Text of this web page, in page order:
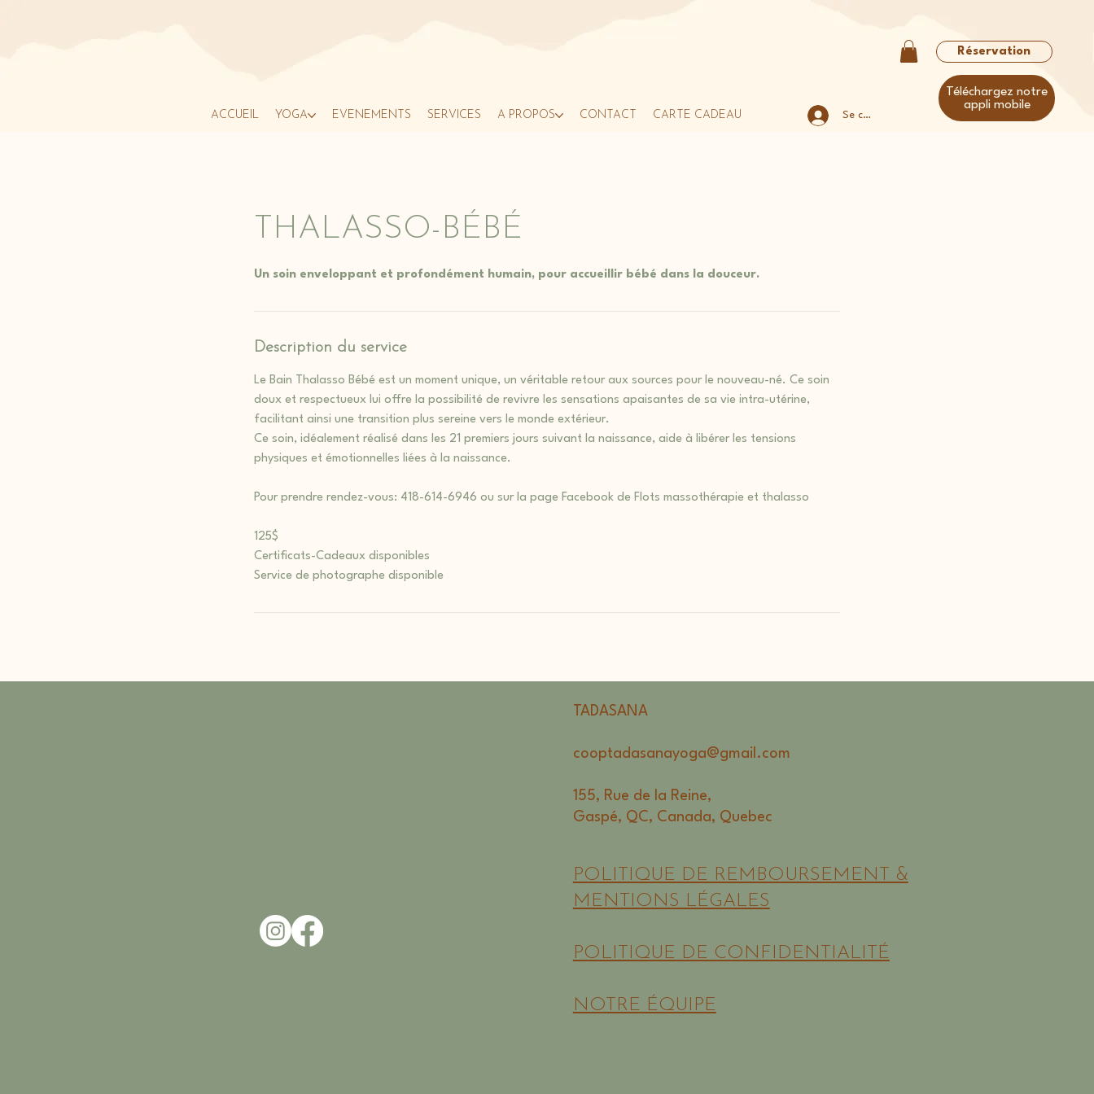
ACCUEIL YOGA ÉVÉNEMENTS SERVICES À PROPOS CONTACT CARTE CADEAU Se connecter
Réservation
Téléchargez notre
appli mobile
THALASSO-BÉBÉ
Un soin enveloppant et profondément humain, pour accueillir bébé dans la douceur.
Description du service
Le Bain Thalasso Bébé est un moment unique, un véritable retour aux sources pour le nouveau-né. Ce soin
doux et respectueux lui offre la possibilité de revivre les sensations apaisantes de sa vie intra-utérine,
facilitant ainsi une transition plus sereine vers le monde extérieur.
Ce soin, idéalement réalisé dans les 21 premiers jours suivant la naissance, aide à libérer les tensions
physiques et émotionnelles liées à la naissance.
Pour prendre rendez-vous: 418-614-6946 ou sur la page Facebook de Flots massothérapie et thalasso
125$
Certificats-Cadeaux disponibles
TADASANA
cooptadasanayoga@gmail.com
155, Rue de la Reine,
Gaspé, QC, Canada, Quebec
POLITIQUE DE REMBOURSEMENT &
MENTIONS LÉGALES
POLITIQUE DE CONFIDENTIALITÉ
NOTRE ÉQUIPE